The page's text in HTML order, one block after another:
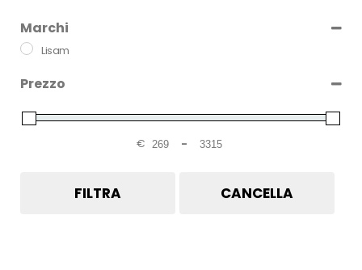
Marchi
Lisam
Prezzo
€ Minimum Price
-Maximum Price
FILTRA CANCELLA